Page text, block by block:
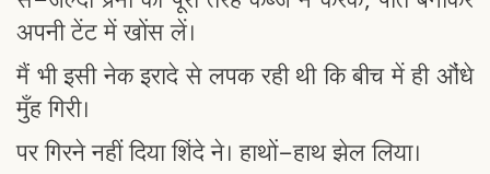
अपनी टेंट में खोंस लें।
मैं भी इसी नेक इरादे से लपक रही थी कि बीच में ही औंधे
मुँह गिरी।
पर गिरने नहीं दिया शिंदे ने। हाथों-हाथ झेल लिया।